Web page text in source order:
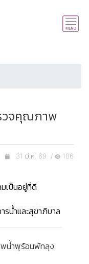
วจคุณภาพ
31 มี.ค. 69 / 106
เป็นอยู่ที่ดี
รน้ำและสุขาภิบาล
น้ำพุร้อนพัทลุง